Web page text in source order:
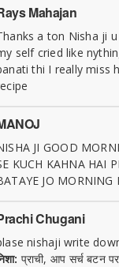
Mahajan
a ton Nisha ji
self cried like
thi I really miss
JI GOOD
KUCH KAHNA HAI
JO MORNING
Chugani
nishaji write
प्राची, आप सर्च बटन